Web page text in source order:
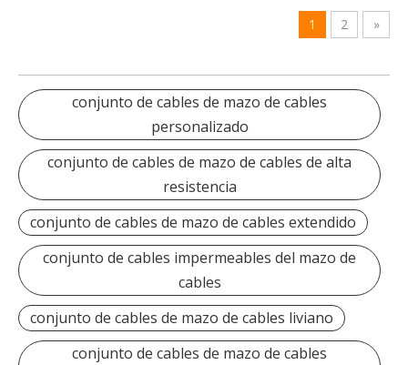
motocicleta, coche, OEM
de fábrica
1 2 »
conjunto de cables de mazo de cables
personalizado
conjunto de cables de mazo de cables de alta
resistencia
conjunto de cables de mazo de cables extendido
conjunto de cables impermeables del mazo de
cables
conjunto de cables de mazo de cables liviano
conjunto de cables de mazo de cables